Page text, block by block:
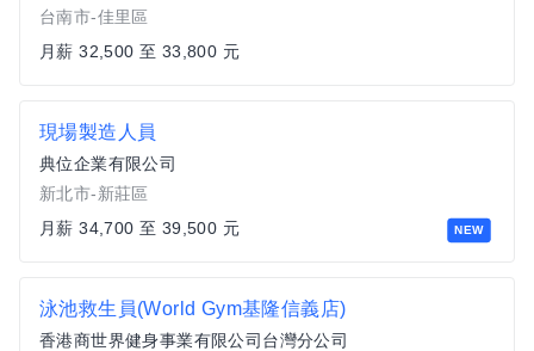
台南市-佳里區
月薪 32,500 至 33,800 元
NEW
現場製造人員
典位企業有限公司
新北市-新莊區
月薪 34,700 至 39,500 元
泳池救生員(World Gym基隆信義店)
香港商世界健身事業有限公司台灣分公司